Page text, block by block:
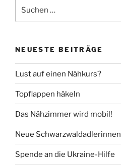
nach:
NEUESTE BEITRÄGE
Lust auf einen Nähkurs?
Topflappen häkeln
Das Nähzimmer wird mobil!
Neue Schwarzwaldadlerinnen
Spende an die Ukraine-Hilfe